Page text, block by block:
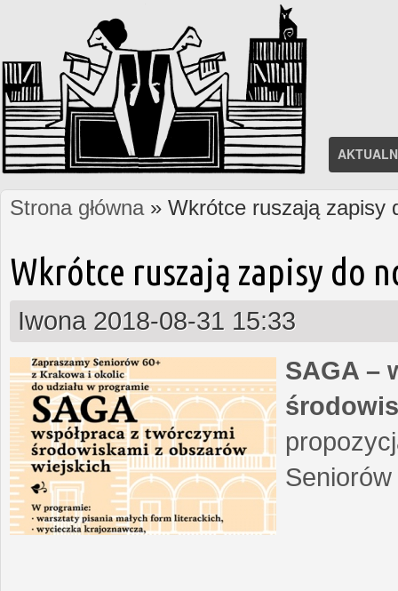
Jesteś tutaj
Strona główna» Wkrótce ruszają zapisy
Wkrótce ruszają zapisy do
Iwona 2018-08-31 15:33
SAGA –